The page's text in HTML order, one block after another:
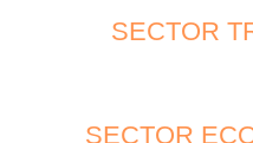
SECTOR
SECTOR